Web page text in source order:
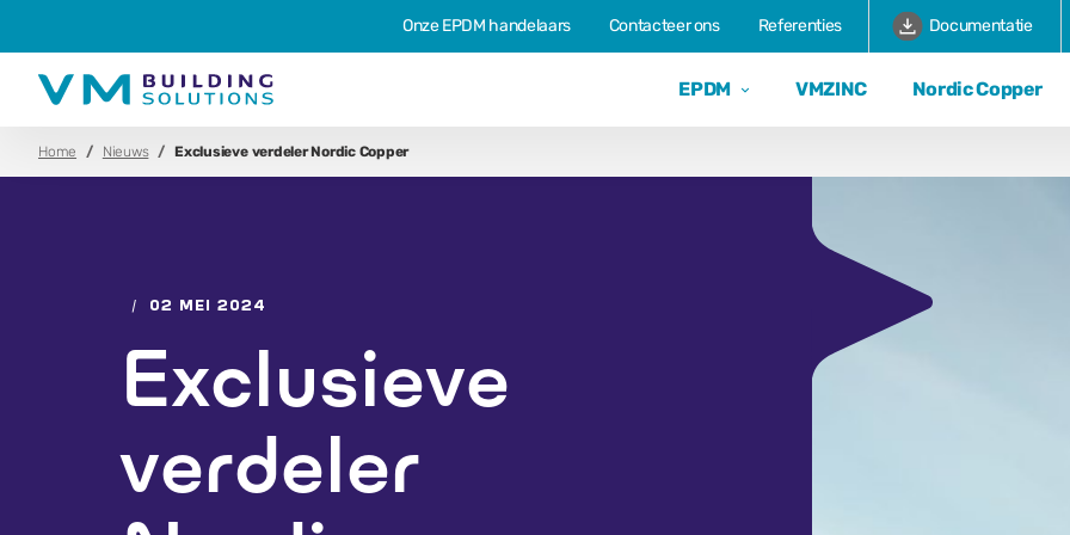
EPDM VMZINC Nordic Copper
Onze EPDM handelaars Contacteer ons Referenties Documentatie
Home Nieuws Exclusieve verdeler Nordic Copper
/ 02 MEI 2024
Exclusieve
verdeler